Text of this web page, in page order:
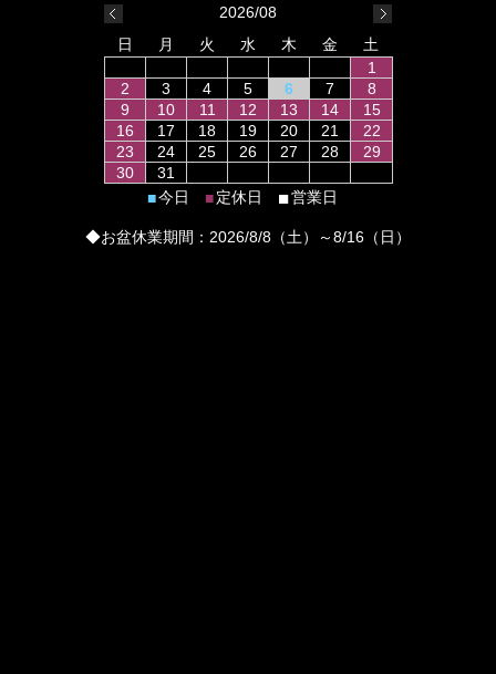
2026/08
日
月 火 水 木 金
土
1
2
3 4 5 6 7
8
9
10 11 12 13 14
15
16
17 18 19 20 21
22
23
24 25 26 27 28
29
30
31
■今日 ■定休日 ■営業日
◆お盆休業期間：2026/8/8（土）～8/16（日）